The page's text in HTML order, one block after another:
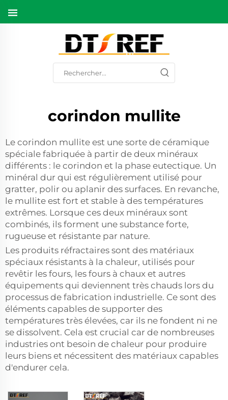
corindon mullite
Le corindon mullite est une sorte de céramique
spéciale fabriquée à partir de deux minéraux
différents : le corindon et la phase eutectique. Un
minéral dur qui est régulièrement utilisé pour
gratter, polir ou aplanir des surfaces. En revanche,
le mullite est fort et stable à des températures
extrêmes. Lorsque ces deux minéraux sont
combinés, ils forment une substance forte,
rugueuse et résistante par nature.
Les produits réfractaires sont des matériaux
spéciaux résistants à la chaleur, utilisés pour
revêtir les fours, les fours à chaux et autres
équipements qui deviennent très chauds lors du
processus de fabrication industrielle. Ce sont des
éléments capables de supporter des
températures très élevées, car ils ne fondent ni ne
se dissolvent. Cela est crucial car de nombreuses
industries ont besoin de chaleur pour produire
leurs biens et nécessitent des matériaux capables
d'endurer cela.